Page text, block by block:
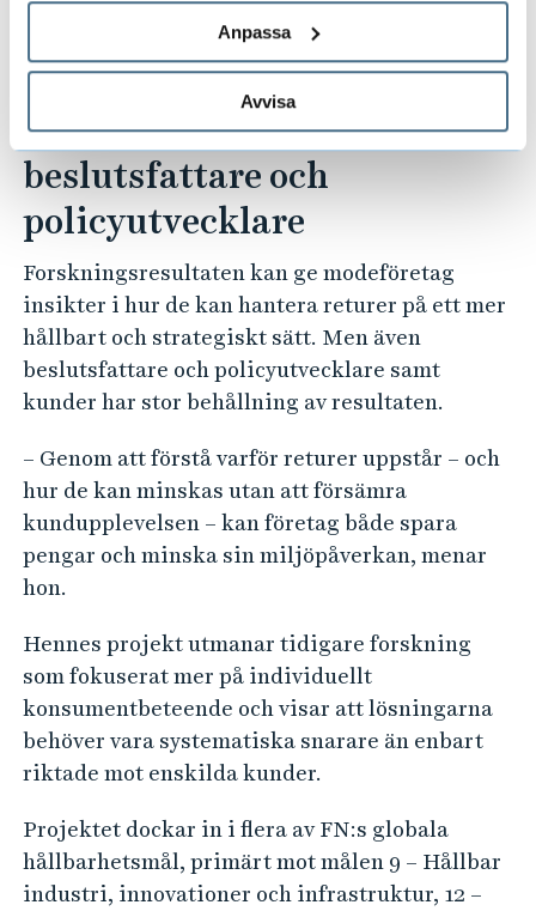
Anpassa
Avvisa
anpassning av strategier efter kundgrupper
och produkttyper.
Vänder sig till företag,
beslutsfattare och
policyutvecklare
Forskningsresultaten kan ge modeföretag
insikter i hur de kan hantera returer på ett mer
hållbart och strategiskt sätt. Men även
beslutsfattare och policyutvecklare samt
kunder har stor behållning av resultaten.
– Genom att förstå varför returer uppstår – och
hur de kan minskas utan att försämra
kundupplevelsen – kan företag både spara
pengar och minska sin miljöpåverkan, menar
hon.
Hennes projekt utmanar tidigare forskning
som fokuserat mer på individuellt
konsumentbeteende och visar att lösningarna
behöver vara systematiska snarare än enbart
riktade mot enskilda kunder.
Projektet dockar in i flera av FN:s globala
hållbarhetsmål, primärt mot målen 9 – Hållbar
industri, innovationer och infrastruktur, 12 –